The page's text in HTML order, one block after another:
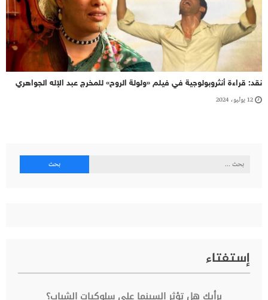
نقد: قراءة أنثروبولوجية في فيلم «ولولة الروح» للمخرج عبد الإله الجواهري
12 يوليو، 2024
البحث
إستفتاء
برأيك هل تؤثر السينما على سلوكيات الشباب؟